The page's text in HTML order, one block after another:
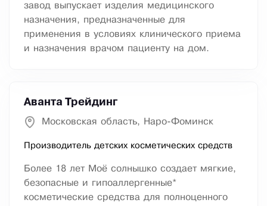
завод выпускает изделия медицинского
назначения, предназначенные для
применения в условиях клинического приема
и назначения врачом пациенту на дом.
Аванта Трейдинг
Московская область, Наро-Фоминск
Производитель детских косметических средств
Более 18 лет Моё солнышко создает мягкие,
безопасные и гипоаллергенные*
косметические средства для полноценного